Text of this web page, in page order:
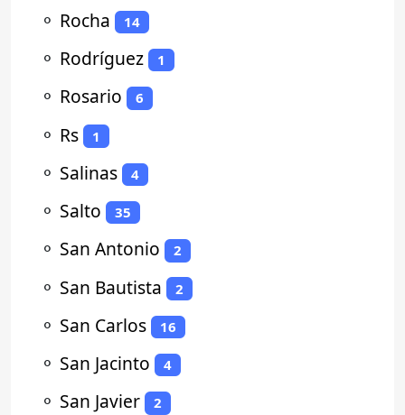
⚬ Rocha 14
⚬ Rodríguez 1
⚬ Rosario 6
⚬ Rs 1
⚬ Salinas 4
⚬ Salto 35
⚬ San Antonio 2
⚬ San Bautista 2
⚬ San Carlos 16
⚬ San Jacinto 4
⚬ San Javier 2